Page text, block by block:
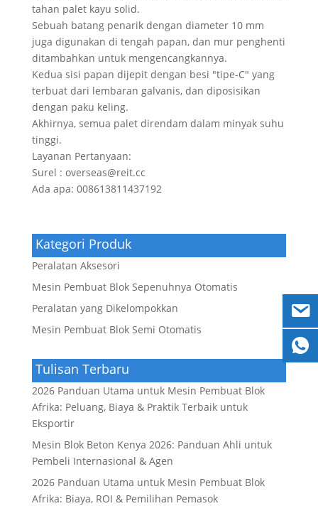
tahan palet kayu solid.
Sebuah batang penarik dengan diameter 10 mm
juga digunakan di tengah papan, dan mur penghenti
ditambahkan untuk mengencangkannya.
Kedua sisi papan dijepit dengan besi "tipe-C" yang
terbuat dari lembaran galvanis, dan diposisikan
dengan paku keling.
Akhirnya, semua palet direndam dalam minyak suhu
tinggi.
Layanan Pertanyaan:
Surel : overseas@reit.cc
Ada apa: 008613811437192
Kategori Produk
Peralatan Aksesori
Mesin Pembuat Blok Sepenuhnya Otomatis
Peralatan yang Dikelompokkan
Mesin Pembuat Blok Semi Otomatis
Tulisan Terbaru
2026 Panduan Utama untuk Mesin Pembuat Blok
Afrika: Peluang, Biaya & Praktik Terbaik untuk
Eksportir
Mesin Blok Beton Kenya 2026: Panduan Ahli untuk
Pembeli Internasional & Agen
2026 Panduan Utama untuk Mesin Pembuat Blok
Afrika: Biaya, ROI & Pemilihan Pemasok